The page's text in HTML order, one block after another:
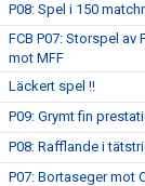
P08: Spel i 150
FCB P07: Storspel
mot MFF
Läckert spel !!
P09: Grymt fin
P08: Rafflande i
P07: Bortaseger mot